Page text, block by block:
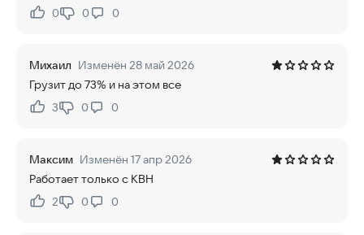
Нравится:
0Не нравится:
0 0
Михаил Изменён 28 май 2026
Грузит до 73% и на этом все
Нравится:
3Не нравится:
0 0
Максим Изменён 17 апр 2026
Работает только с КВН
Нравится:
2Не нравится:
0 0